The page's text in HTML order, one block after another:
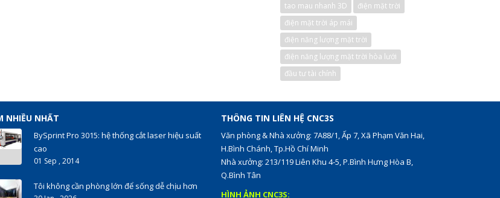
tao mau nhanh 3D
điện mặt trời
điện mặt trời áp mái
điện năng lượng mặt trời
điện năng lượng mặt trời hòa lưới
đầu tư tài chính
NHIỀU NHẤT
BySprint Pro 3015: hệ thống cắt laser hiệu suất
cao
01 Sep , 2014
Tôi không cần phòng lớn để sống dễ chịu hơn
THÔNG TIN LIÊN HỆ CNC3S
Văn phòng & Nhà xưởng: 7A88/1, Ấp 7, Xã Phạm Văn Hai,
H.Bình Chánh, Tp.Hồ Chí Minh
Nhà xưởng: 213/119 Liên Khu 4-5, P.Bình Hưng Hòa B,
Q.Bình Tân
HÌNH ẢNH CNC3S: